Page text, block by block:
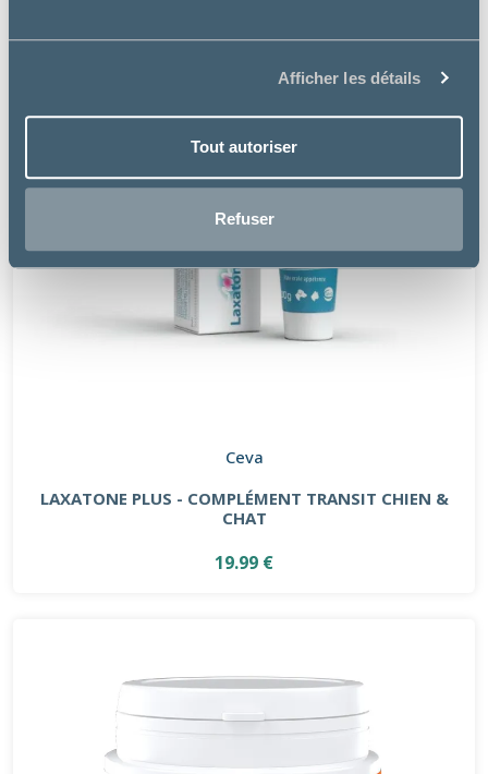
Afficher les détails
Tout autoriser
Refuser
Ceva
LAXATONE PLUS - COMPLÉMENT TRANSIT CHIEN &
CHAT
19.99 €